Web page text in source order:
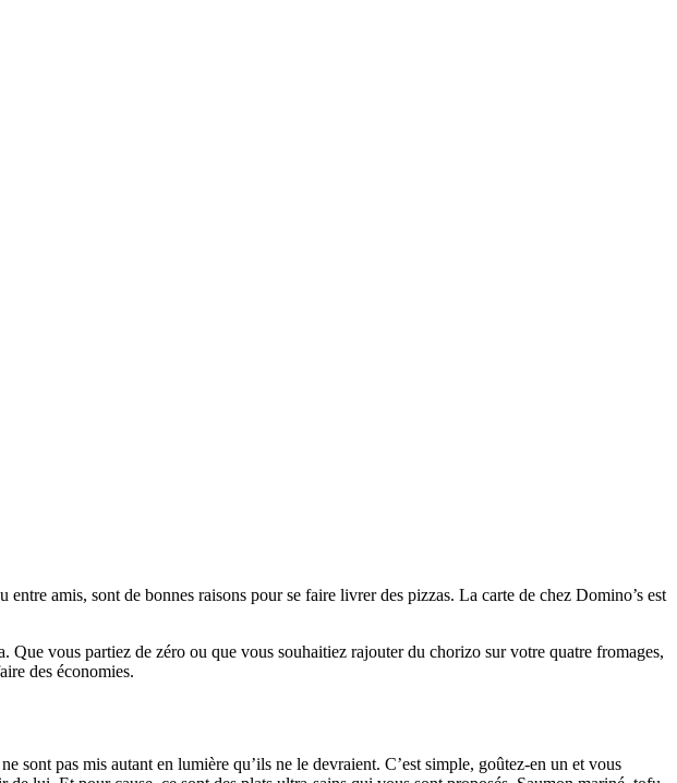
amis, sont de bonnes raisons pour se faire livrer des pizzas. La carte de chez Domino’s est
vous partiez de zéro ou que vous souhaitiez rajouter du chorizo sur votre quatre fromages,
des économies.
sont pas mis autant en lumière qu’ils ne le devraient. C’est simple, goûtez-en un et vous